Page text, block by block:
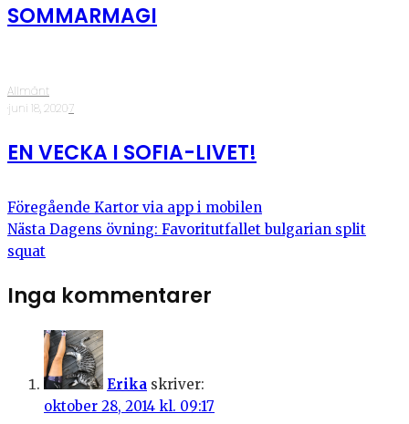
SOMMARMAGI
Allmänt
·juni 18, 2020·7
EN VECKA I SOFIA-LIVET!
Föregående Kartor via app i mobilen
Nästa Dagens övning: Favoritutfallet bulgarian split
squat
Inga kommentarer
Erika skriver:
oktober 28, 2014 kl. 09:17